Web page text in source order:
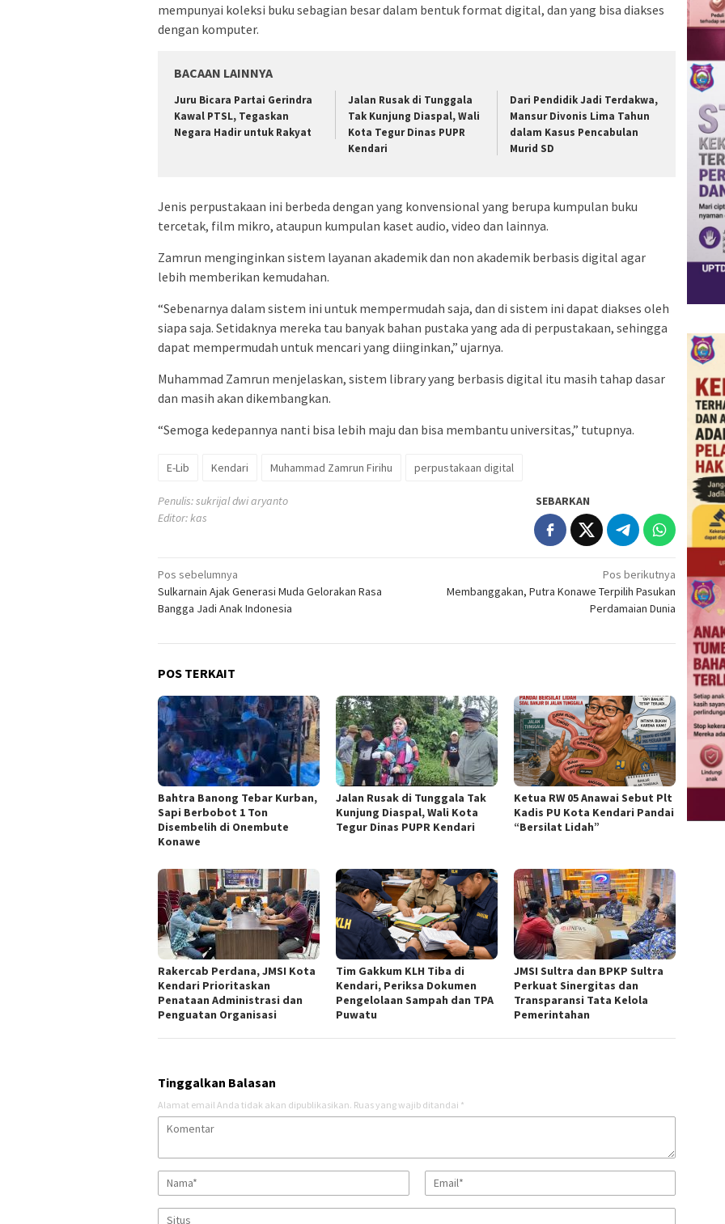
mempunyai koleksi buku sebagian besar dalam bentuk format digital, dan yang bisa diakses
dengan komputer.
BACAAN LAINNYA
‎Juru Bicara Partai Gerindra
Kawal PTSL, Tegaskan
Negara Hadir untuk Rakyat
Jalan Rusak di Tunggala
Tak Kunjung Diaspal, Wali
Kota Tegur Dinas PUPR
Kendari
Dari Pendidik Jadi Terdakwa,
Mansur Divonis Lima Tahun
dalam Kasus Pencabulan
Murid SD
Jenis perpustakaan ini berbeda dengan yang konvensional yang berupa kumpulan buku
tercetak, film mikro, ataupun kumpulan kaset audio, video dan lainnya.
Zamrun menginginkan sistem layanan akademik dan non akademik berbasis digital agar
lebih memberikan kemudahan.
“Sebenarnya dalam sistem ini untuk mempermudah saja, dan di sistem ini dapat diakses oleh
siapa saja. Setidaknya mereka tau banyak bahan pustaka yang ada di perpustakaan, sehingga
dapat mempermudah untuk mencari yang diinginkan,” ujarnya.
Muhammad Zamrun menjelaskan, sistem library yang berbasis digital itu masih tahap dasar
dan masih akan dikembangkan.
“Semoga kedepannya nanti bisa lebih maju dan bisa membantu universitas,” tutupnya.
E-Lib Kendari Muhammad Zamrun Firihu perpustakaan digital
Penulis: sukrijal dwi aryanto
Editor: kas
SEBARKAN
Navigasi
pos
Pos sebelumnya
Sulkarnain Ajak Generasi Muda Gelorakan Rasa
Bangga Jadi Anak Indonesia
Pos berikutnya
Membanggakan, Putra Konawe Terpilih Pasukan
Perdamaian Dunia
POS TERKAIT
Bahtra Banong Tebar Kurban,
Sapi Berbobot 1 Ton
Disembelih di Onembute
Konawe
Jalan Rusak di Tunggala Tak
Kunjung Diaspal, Wali Kota
Tegur Dinas PUPR Kendari
Ketua RW 05 Anawai Sebut Plt
Kadis PU Kota Kendari Pandai
“Bersilat Lidah”
Rakercab Perdana, JMSI Kota
Kendari Prioritaskan
Penataan Administrasi dan
Penguatan Organisasi
Tim Gakkum KLH Tiba di
Kendari, Periksa Dokumen
Pengelolaan Sampah dan TPA
Puwatu
JMSI Sultra dan BPKP Sultra
Perkuat Sinergitas dan
Transparansi Tata Kelola
Pemerintahan
Tinggalkan Balasan
Alamat email Anda tidak akan dipublikasikan. Ruas yang wajib ditandai *